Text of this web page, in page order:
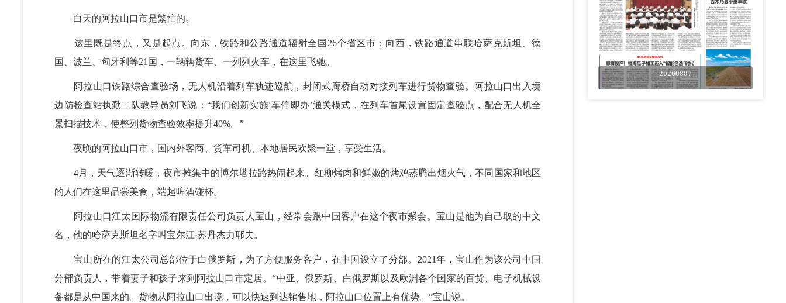
白天的阿拉山口市是繁忙的。
这里既是终点，又是起点。向东，铁路和公路通道辐射全国26个省区市；向西，铁路通道串联哈萨克斯坦、德
国、波兰、匈牙利等21国，一辆辆货车、一列列火车，在这里飞驰。
阿拉山口铁路综合查验场，无人机沿着列车轨迹巡航，封闭式廊桥自动对接列车进行货物查验。阿拉山口出入境
边防检查站执勤二队教导员刘飞说：“我们创新实施‘车停即办’通关模式，在列车首尾设置固定查验点，配合无人机全
景扫描技术，使整列货物查验效率提升40%。”
夜晚的阿拉山口市，国内外客商、货车司机、本地居民欢聚一堂，享受生活。
4月，天气逐渐转暖，夜市摊集中的博尔塔拉路热闹起来。红柳烤肉和鲜嫩的烤鸡蒸腾出烟火气，不同国家和地区
的人们在这里品尝美食，端起啤酒碰杯。
阿拉山口江太国际物流有限责任公司负责人宝山，经常会跟中国客户在这个夜市聚会。宝山是他为自己取的中文
名，他的哈萨克斯坦名字叫宝尔江·苏丹杰力耶夫。
宝山所在的江太公司总部位于白俄罗斯，为了方便服务客户，在中国设立了分部。2021年，宝山作为该公司中国
分部负责人，带着妻子和孩子来到阿拉山口市定居。“中亚、俄罗斯、白俄罗斯以及欧洲各个国家的百货、电子机械设
备都是从中国来的。货物从阿拉山口出境，可以快速到达销售地，阿拉山口位置上有优势。”宝山说。
20260807